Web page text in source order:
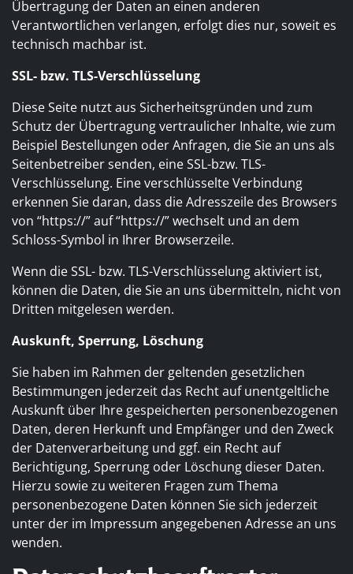
Übertragung der Daten an einen anderen
Verantwortlichen verlangen, erfolgt dies nur, soweit es
technisch machbar ist.
SSL- bzw. TLS-Verschlüsselung
Diese Seite nutzt aus Sicherheitsgründen und zum
Schutz der Übertragung vertraulicher Inhalte, wie zum
Beispiel Bestellungen oder Anfragen, die Sie an uns als
Seitenbetreiber senden, eine SSL-bzw. TLS-
Verschlüsselung. Eine verschlüsselte Verbindung
erkennen Sie daran, dass die Adresszeile des Browsers
von “https://” auf “https://” wechselt und an dem
Schloss-Symbol in Ihrer Browserzeile.
Wenn die SSL- bzw. TLS-Verschlüsselung aktiviert ist,
können die Daten, die Sie an uns übermitteln, nicht von
Dritten mitgelesen werden.
Auskunft, Sperrung, Löschung
Sie haben im Rahmen der geltenden gesetzlichen
Bestimmungen jederzeit das Recht auf unentgeltliche
Auskunft über Ihre gespeicherten personenbezogenen
Daten, deren Herkunft und Empfänger und den Zweck
der Datenverarbeitung und ggf. ein Recht auf
Berichtigung, Sperrung oder Löschung dieser Daten.
Hierzu sowie zu weiteren Fragen zum Thema
personenbezogene Daten können Sie sich jederzeit
unter der im Impressum angegebenen Adresse an uns
wenden.